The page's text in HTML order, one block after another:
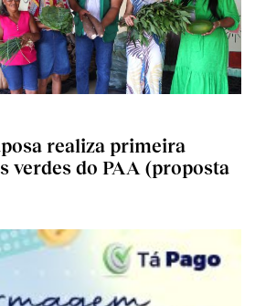
realiza primeira
verdes do PAA (proposta